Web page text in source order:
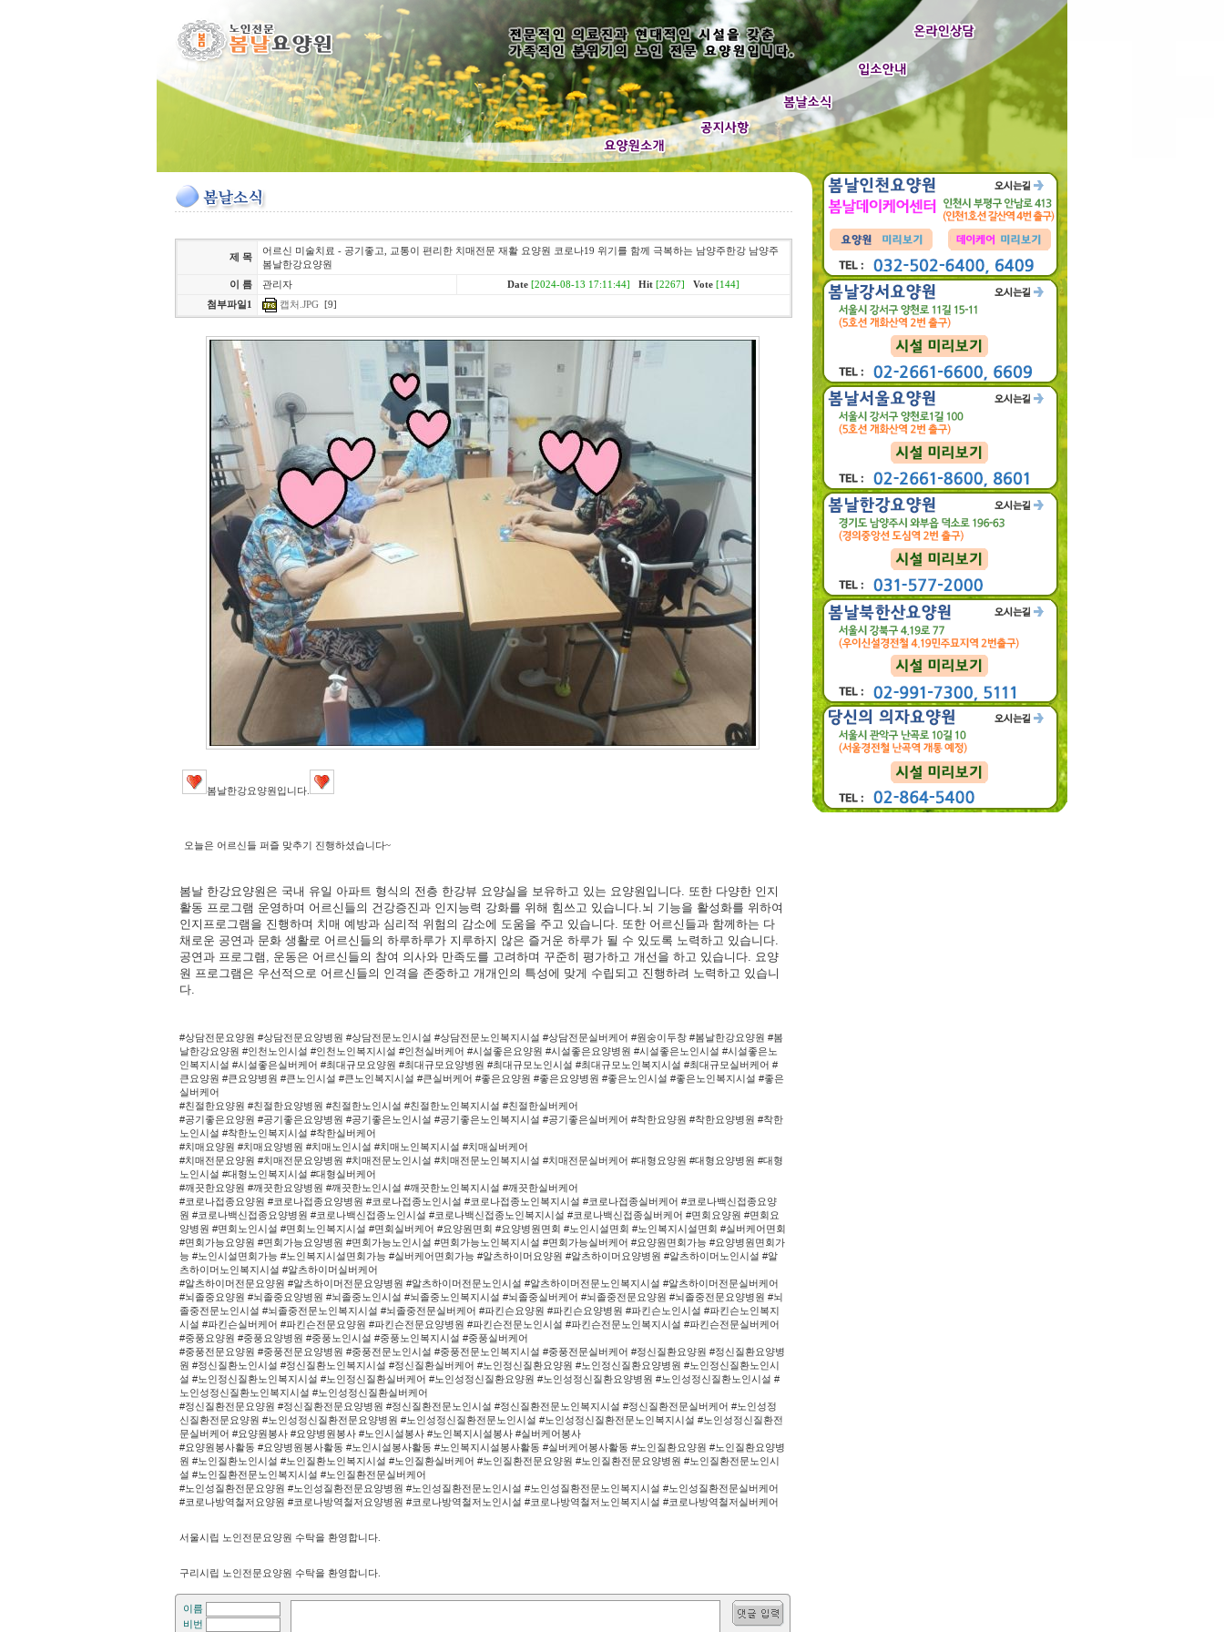
제 목
어르신 미술치료 - 공기좋고, 교통이 편리한 치매전문 재활 요양원 코로나19 위기를 함께 극복하는 남양주한강 남양주
봄날한강요양원
이 름
관리자 Date [2024-08-13 17:11:44] Hit [2267] Vote [144]
첨부파일1
캡처.JPG [9]
봄날한강요양원입니다.
오늘은 어르신들 퍼즐 맞추기 진행하셨습니다~
봄날 한강요양원은 국내 유일 아파트 형식의 전층 한강뷰 요양실을 보유하고 있는 요양원입니다. 또한 다양한 인지
활동 프로그램 운영하며 어르신들의 건강증진과 인지능력 강화를 위해 힘쓰고 있습니다.뇌 기능을 활성화를 위하여
인지프로그램을 진행하며 치매 예방과 심리적 위험의 감소에 도움을 주고 있습니다. 또한 어르신들과 함께하는 다
채로운 공연과 문화 생활로 어르신들의 하루하루가 지루하지 않은 즐거운 하루가 될 수 있도록 노력하고 있습니다.
공연과 프로그램, 운동은 어르신들의 참여 의사와 만족도를 고려하며 꾸준히 평가하고 개선을 하고 있습니다. 요양
원 프로그램은 우선적으로 어르신들의 인격을 존중하고 개개인의 특성에 맞게 수립되고 진행하려 노력하고 있습니
다.
#상담전문요양원 #상담전문요양병원 #상담전문노인시설 #상담전문노인복지시설 #상담전문실버케어 #원숭이두창 #봄날한강요양원 #봄
날한강요양원 #인천노인시설 #인천노인복지시설 #인천실버케어 #시설좋은요양원 #시설좋은요양병원 #시설좋은노인시설 #시설좋은노
인복지시설 #시설좋은실버케어 #최대규모요양원 #최대규모요양병원 #최대규모노인시설 #최대규모노인복지시설 #최대규모실버케어 #
큰요양원 #큰요양병원 #큰노인시설 #큰노인복지시설 #큰실버케어 #좋은요양원 #좋은요양병원 #좋은노인시설 #좋은노인복지시설 #좋은
실버케어
#친절한요양원 #친절한요양병원 #친절한노인시설 #친절한노인복지시설 #친절한실버케어
#공기좋은요양원 #공기좋은요양병원 #공기좋은노인시설 #공기좋은노인복지시설 #공기좋은실버케어 #착한요양원 #착한요양병원 #착한
노인시설 #착한노인복지시설 #착한실버케어
#치매요양원 #치매요양병원 #치매노인시설 #치매노인복지시설 #치매실버케어
#치매전문요양원 #치매전문요양병원 #치매전문노인시설 #치매전문노인복지시설 #치매전문실버케어 #대형요양원 #대형요양병원 #대형
노인시설 #대형노인복지시설 #대형실버케어
#깨끗한요양원 #깨끗한요양병원 #깨끗한노인시설 #깨끗한노인복지시설 #깨끗한실버케어
#코로나접종요양원 #코로나접종요양병원 #코로나접종노인시설 #코로나접종노인복지시설 #코로나접종실버케어 #코로나백신접종요양
원 #코로나백신접종요양병원 #코로나백신접종노인시설 #코로나백신접종노인복지시설 #코로나백신접종실버케어 #면회요양원 #면회요
양병원 #면회노인시설 #면회노인복지시설 #면회실버케어 #요양원면회 #요양병원면회 #노인시설면회 #노인복지시설면회 #실버케어면회
#면회가능요양원 #면회가능요양병원 #면회가능노인시설 #면회가능노인복지시설 #면회가능실버케어 #요양원면회가능 #요양병원면회가
능 #노인시설면회가능 #노인복지시설면회가능 #실버케어면회가능 #알츠하이머요양원 #알츠하이머요양병원 #알츠하이머노인시설 #알
츠하이머노인복지시설 #알츠하이머실버케어
#알츠하이머전문요양원 #알츠하이머전문요양병원 #알츠하이머전문노인시설 #알츠하이머전문노인복지시설 #알츠하이머전문실버케어
#뇌졸중요양원 #뇌졸중요양병원 #뇌졸중노인시설 #뇌졸중노인복지시설 #뇌졸중실버케어 #뇌졸중전문요양원 #뇌졸중전문요양병원 #뇌
졸중전문노인시설 #뇌졸중전문노인복지시설 #뇌졸중전문실버케어 #파킨슨요양원 #파킨슨요양병원 #파킨슨노인시설 #파킨슨노인복지
시설 #파킨슨실버케어 #파킨슨전문요양원 #파킨슨전문요양병원 #파킨슨전문노인시설 #파킨슨전문노인복지시설 #파킨슨전문실버케어
#중풍요양원 #중풍요양병원 #중풍노인시설 #중풍노인복지시설 #중풍실버케어
#중풍전문요양원 #중풍전문요양병원 #중풍전문노인시설 #중풍전문노인복지시설 #중풍전문실버케어 #정신질환요양원 #정신질환요양병
원 #정신질환노인시설 #정신질환노인복지시설 #정신질환실버케어 #노인정신질환요양원 #노인정신질환요양병원 #노인정신질환노인시
설 #노인정신질환노인복지시설 #노인정신질환실버케어 #노인성정신질환요양원 #노인성정신질환요양병원 #노인성정신질환노인시설 #
노인성정신질환노인복지시설 #노인성정신질환실버케어
#정신질환전문요양원 #정신질환전문요양병원 #정신질환전문노인시설 #정신질환전문노인복지시설 #정신질환전문실버케어 #노인성정
신질환전문요양원 #노인성정신질환전문요양병원 #노인성정신질환전문노인시설 #노인성정신질환전문노인복지시설 #노인성정신질환전
문실버케어 #요양원봉사 #요양병원봉사 #노인시설봉사 #노인복지시설봉사 #실버케어봉사
#요양원봉사활동 #요양병원봉사활동 #노인시설봉사활동 #노인복지시설봉사활동 #실버케어봉사활동 #노인질환요양원 #노인질환요양병
원 #노인질환노인시설 #노인질환노인복지시설 #노인질환실버케어 #노인질환전문요양원 #노인질환전문요양병원 #노인질환전문노인시
설 #노인질환전문노인복지시설 #노인질환전문실버케어
#노인성질환전문요양원 #노인성질환전문요양병원 #노인성질환전문노인시설 #노인성질환전문노인복지시설 #노인성질환전문실버케어
#코로나방역철저요양원 #코로나방역철저요양병원 #코로나방역철저노인시설 #코로나방역철저노인복지시설 #코로나방역철저실버케어
서울시립 노인전문요양원 수탁을 환영합니다.
구리시립 노인전문요양원 수탁을 환영합니다.
이름
비번